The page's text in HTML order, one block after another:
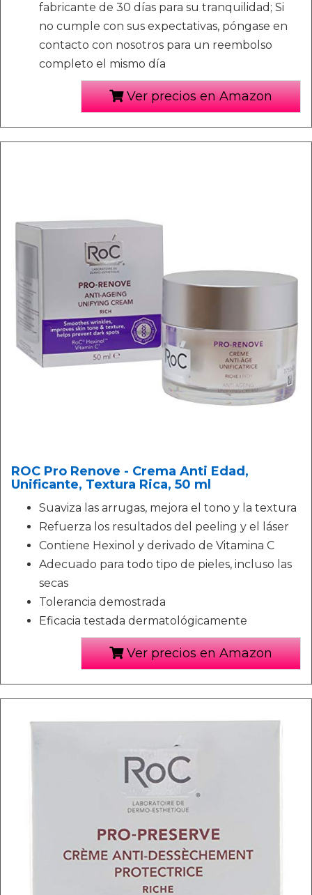
fabricante de 30 días para su tranquilidad; Si
no cumple con sus expectativas, póngase en
contacto con nosotros para un reembolso
completo el mismo día
Ver precios en Amazon
ROC Pro Renove - Crema Anti Edad,
Unificante, Textura Rica, 50 ml
Suaviza las arrugas, mejora el tono y la textura
Refuerza los resultados del peeling y el láser
Contiene Hexinol y derivado de Vitamina C
Adecuado para todo tipo de pieles, incluso las
secas
Tolerancia demostrada
Eficacia testada dermatológicamente
Ver precios en Amazon